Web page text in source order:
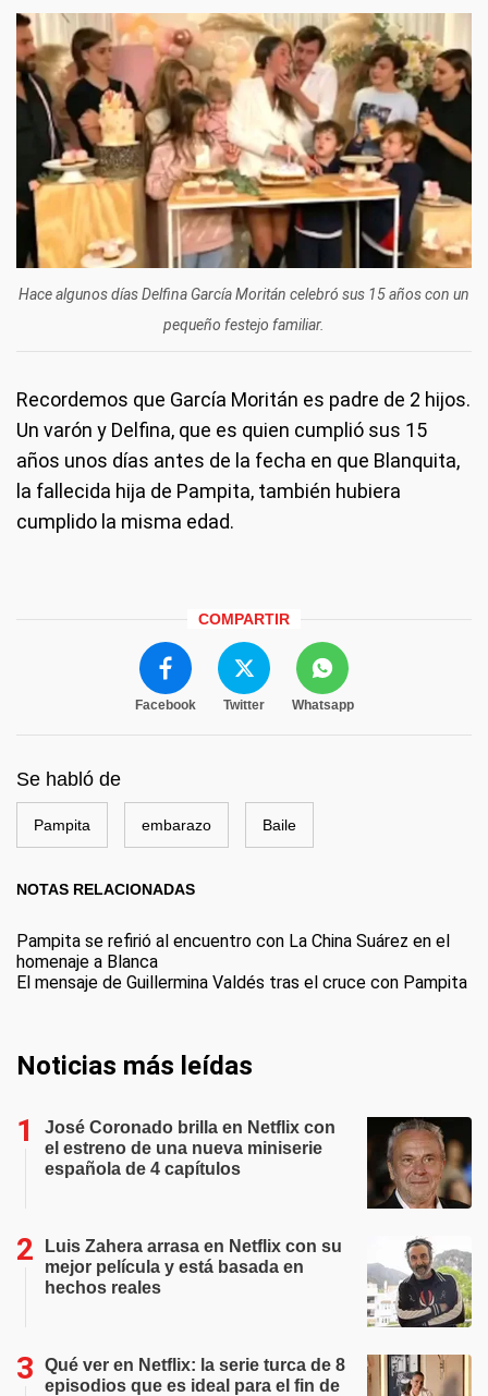
Hace algunos días Delfina García Moritán celebró sus 15 años con un
pequeño festejo familiar.
Recordemos que García Moritán es padre de 2 hijos.
Un varón y Delfina, que es quien cumplió sus 15
años unos días antes de la fecha en que Blanquita,
la fallecida hija de Pampita, también hubiera
cumplido la misma edad.
COMPARTIR
Facebook Twitter Whatsapp
Se habló de
Pampita embarazo Baile
NOTAS RELACIONADAS
Pampita se refirió al encuentro con La China Suárez en el
homenaje a Blanca
El mensaje de Guillermina Valdés tras el cruce con Pampita
Noticias más leídas
José Coronado brilla en Netflix con
el estreno de una nueva miniserie
española de 4 capítulos
Luis Zahera arrasa en Netflix con su
mejor película y está basada en
hechos reales
Qué ver en Netflix: la serie turca de 8
episodios que es ideal para el fin de